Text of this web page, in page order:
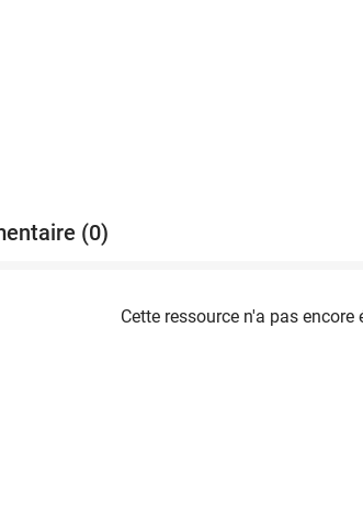
(0)
Cette ressource n'a pas encore